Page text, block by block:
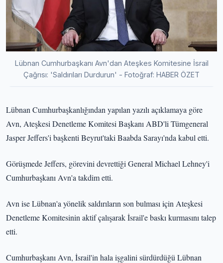
Lübnan Cumhurbaşkanı Avn'dan Ateşkes Komitesine İsrail
Çağrısı: 'Saldırıları Durdurun' - Fotoğraf: HABER ÖZET
Lübnan Cumhurbaşkanlığından yapılan yazılı açıklamaya göre
Avn, Ateşkesi Denetleme Komitesi Başkanı ABD'li Tümgeneral
Jasper Jeffers'i başkenti Beyrut'taki Baabda Sarayı'nda kabul etti.
Görüşmede Jeffers, görevini devrettiği General Michael Lehney'i
Cumhurbaşkanı Avn'a takdim etti.
Avn ise Lübnan'a yönelik saldırıların son bulması için Ateşkesi
Denetleme Komitesinin aktif çalışarak İsrail'e baskı kurmasını talep
etti.
Cumhurbaşkanı Avn, İsrail'in hala işgalini sürdürdüğü Lübnan